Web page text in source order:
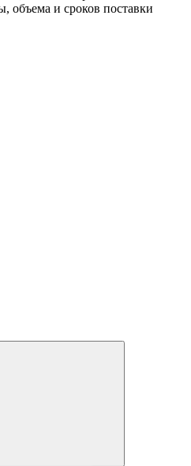
объема и сроков поставки